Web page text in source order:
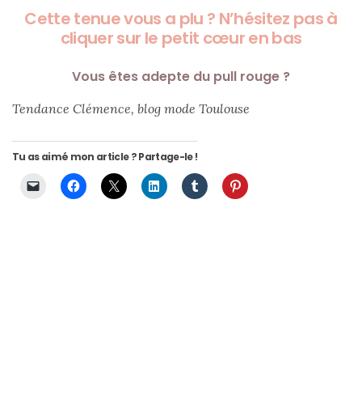
Cette tenue vous a plu ? N’hésitez pas à
cliquer sur le petit cœur en bas
Vous êtes adepte du pull rouge ?
Tendance Clémence, blog mode Toulouse
Tu as aimé mon article ? Partage-le !